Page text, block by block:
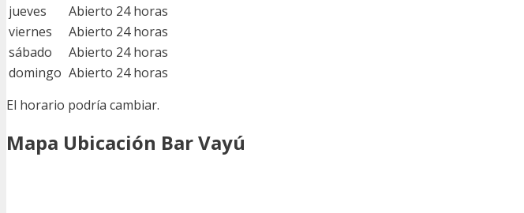
jueves
Abierto 24 horas
viernes
Abierto 24 horas
sábado
Abierto 24 horas
domingo Abierto 24 horas
El horario podría cambiar.
Mapa Ubicación Bar Vayú